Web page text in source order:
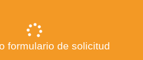
formulario de solicitud